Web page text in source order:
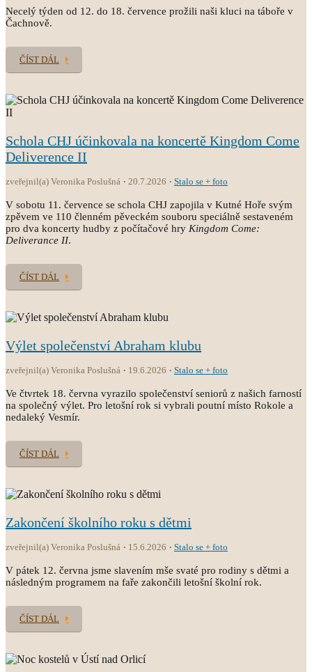
Necelý týden od 12. do 18. července prožili naši kluci na táboře v
Čachnově.
ČÍST DÁL
Schola CHJ účinkovala na koncertě Kingdom Come
Deliverence II
zveřejnil(a) Veronika Poslušná 20.7.2026 Stalo se + foto
V sobotu 11. července se schola CHJ zapojila v Kutné Hoře svým
zpěvem ve 110 členném pěveckém souboru speciálně sestaveném
pro dva koncerty hudby z počítačové hry Kingdom Come:
Deliverance II.
ČÍST DÁL
Výlet společenství Abraham klubu
zveřejnil(a) Veronika Poslušná 19.6.2026 Stalo se + foto
Ve čtvrtek 18. června vyrazilo společenství seniorů z našich farností
na společný výlet. Pro letošní rok si vybrali poutní místo Rokole a
nedaleký Vesmír.
ČÍST DÁL
Zakončení školního roku s dětmi
zveřejnil(a) Veronika Poslušná 15.6.2026 Stalo se + foto
V pátek 12. června jsme slavením mše svaté pro rodiny s dětmi a
následným programem na faře zakončili letošní školní rok.
ČÍST DÁL